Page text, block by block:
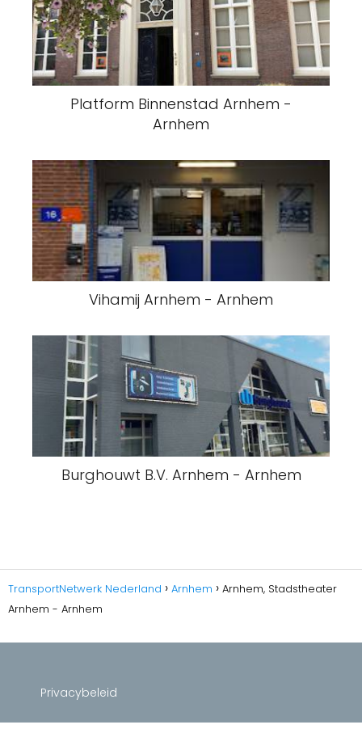
Platform Binnenstad Arnhem -
Arnhem
Vihamij Arnhem - Arnhem
Burghouwt B.V. Arnhem - Arnhem
TransportNetwerk Nederland Arnhem
Arnhem, Stadstheater
Arnhem - Arnhem
Privacybeleid